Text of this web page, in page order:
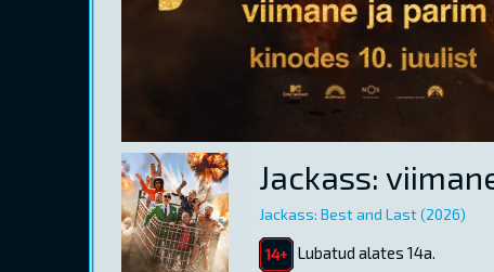
Jackass:
Jackass: Best and Last (2026)
Lubatud alates 14a.